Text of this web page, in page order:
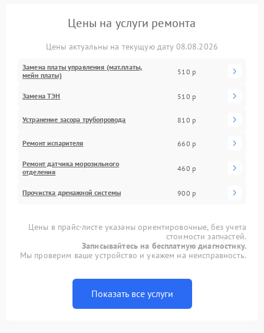
Цены на услуги ремонта
Цены актуальны на текущую дату 08.08.2026
Замена платы управления (мат.платы,
мейн платы)
510 р
Замена ТЭН 510 р
Устранение засора трубопровода 810 р
Ремонт испарителя 660 р
Ремонт датчика морозильного
отделения
460 р
Прочистка дренажной системы 900 р
Цены в прайс-листе указаны ориентировочные, без учета
стоимости запчастей.
Записывайтесь на бесплатную диагностику.
Мы проверим ваше устройство и укажем на неисправность.
Показать все услуги